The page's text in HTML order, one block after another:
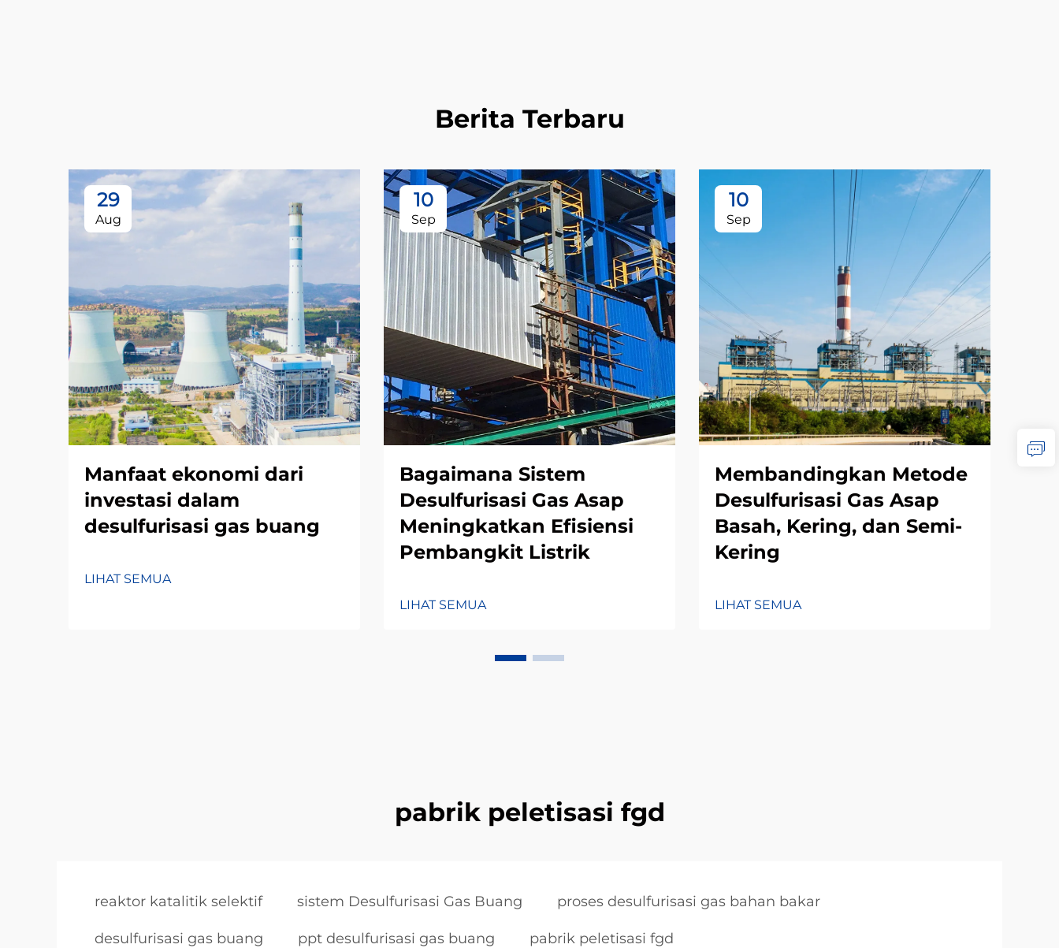
Berita Terbaru
29
Aug
Manfaat ekonomi dari
investasi dalam
desulfurisasi gas buang
LIHAT SEMUA
10
Sep
Bagaimana Sistem
Desulfurisasi Gas Asap
Meningkatkan Efisiensi
Pembangkit Listrik
LIHAT SEMUA
10
Sep
Membandingkan Metode
Desulfurisasi Gas Asap
Basah, Kering, dan Semi-
Kering
LIHAT SEMUA
pabrik peletisasi fgd
reaktor katalitik selektif sistem Desulfurisasi Gas Buang proses desulfurisasi gas bahan bakar
desulfurisasi gas buang ppt desulfurisasi gas buang pabrik peletisasi fgd